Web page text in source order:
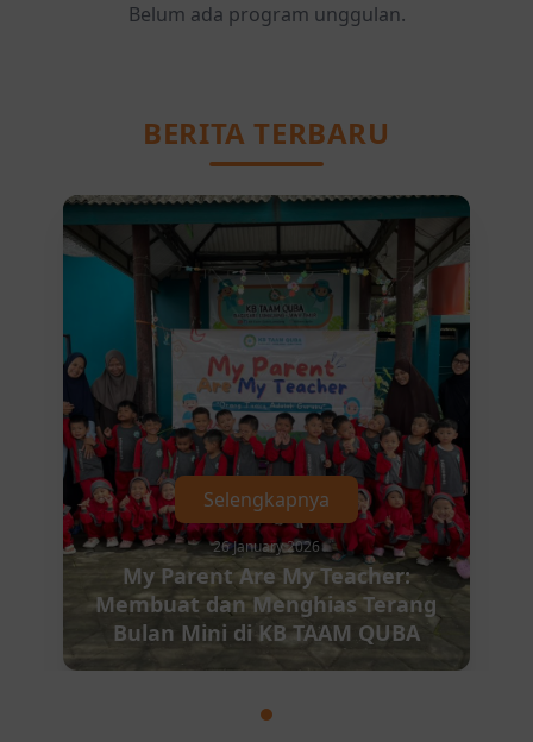
Belum ada program unggulan.
BERITA TERBARU
Selengkapnya
26 January 2026
My Parent Are My Teacher:
Membuat dan Menghias Terang
Bulan Mini di KB TAAM QUBA